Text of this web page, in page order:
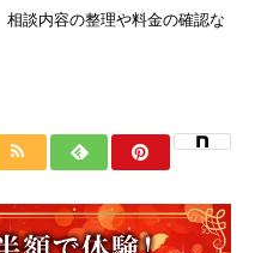
談内容の整理や料金の確認な